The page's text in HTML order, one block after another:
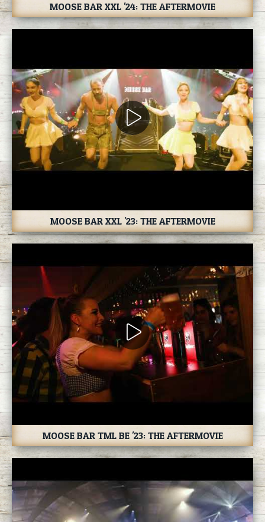
MOOSE BAR XXL '24: THE AFTERMOVIE
MOOSE BAR XXL '23: THE AFTERMOVIE
MOOSE BAR TML BE '23: THE AFTERMOVIE